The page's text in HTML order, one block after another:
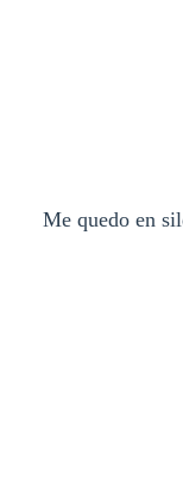
Me quedo en